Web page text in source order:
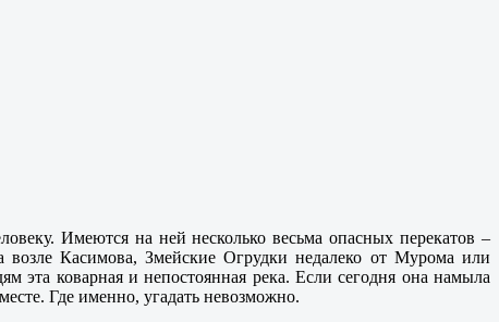
Имеются на ней несколько весьма опасных перекатов –
Касимова, Змейские Огрудки недалеко от Мурома или
эта коварная и непостоянная река. Если сегодня она намыла
Где именно, угадать невозможно.